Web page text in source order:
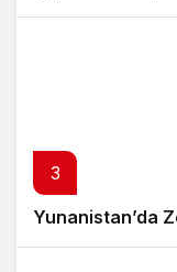
3
Yunanistan’da